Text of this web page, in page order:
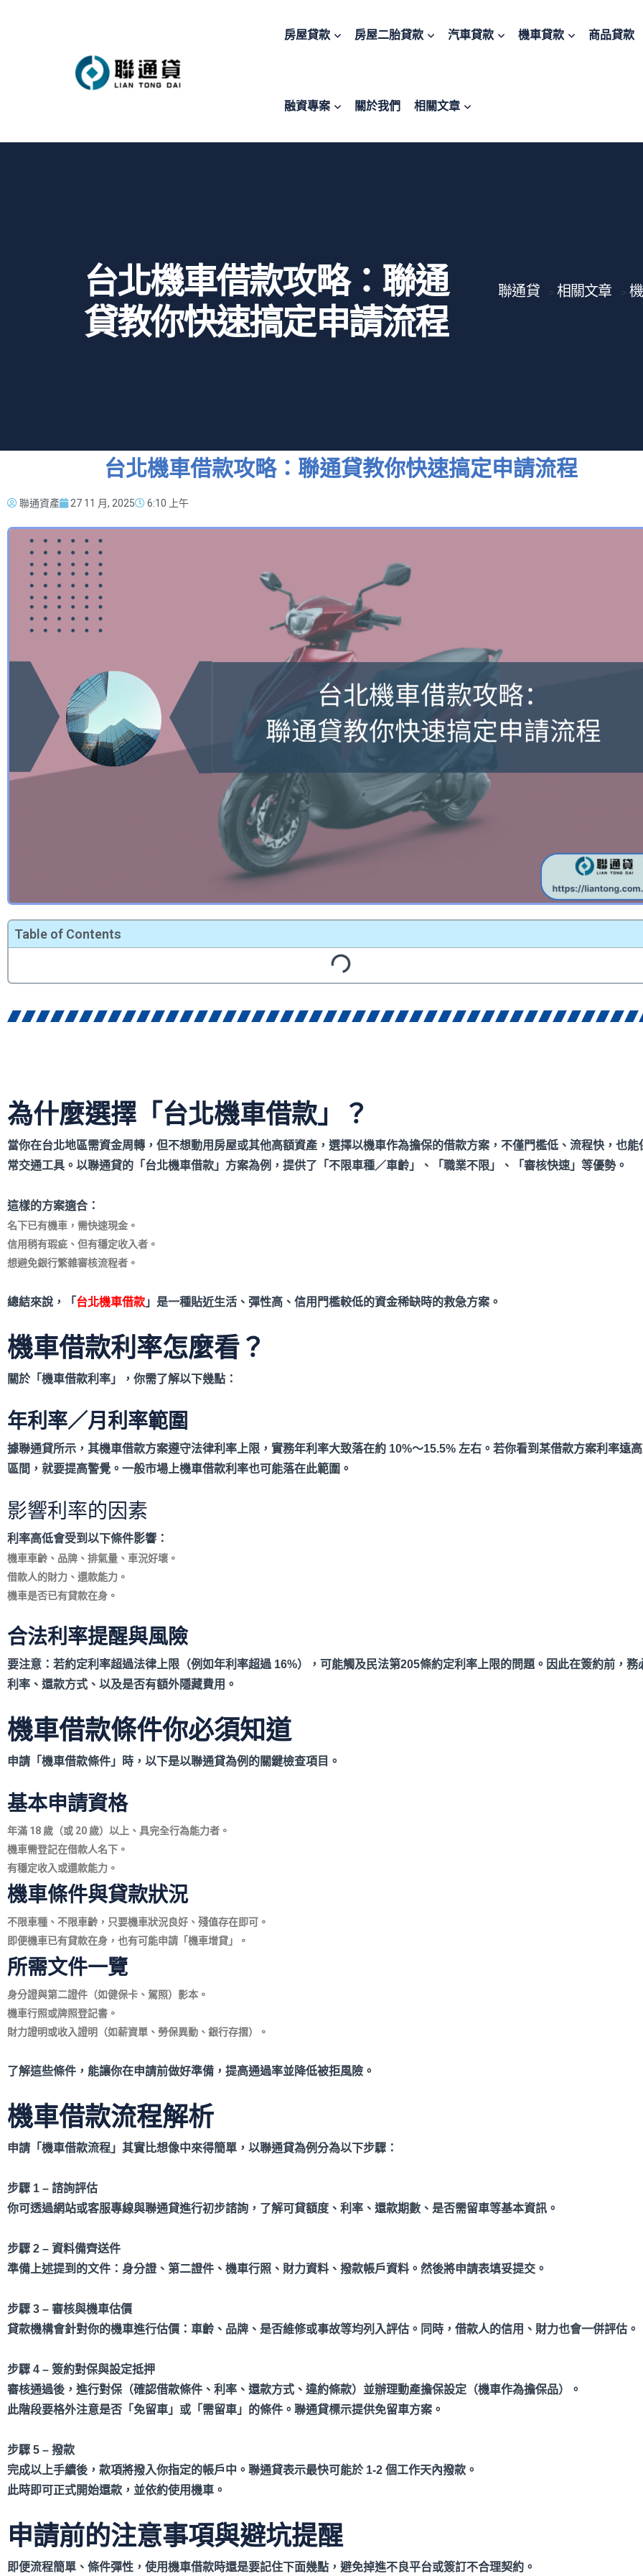
房屋貸款 房屋二胎貸款 汽車貸款 機車貸款 商品貸款
融資專案 關於我們 相關文章
台北機車借款攻略：聯通
貸教你快速搞定申請流程
聯通貸 > 相關文章 >
台北機車借款攻略：聯通貸教你快速搞定申請流程
聯通資產 27 11 月, 2025 6:10 上午
Table of Contents
為什麼選擇「台北機車借款」？
當你在台北地區需資金周轉，但不想動用房屋或其他高額資產，選擇以機車作為擔保的借款方案，不僅門檻低、流程快，也能
常交通工具。以聯通貸的「台北機車借款」方案為例，提供了「不限車種／車齡」、「職業不限」、「審核快速」等優勢。
這樣的方案適合：
名下已有機車，需快速現金。
信用稍有瑕疵、但有穩定收入者。
想避免銀行繁雜審核流程者。
總結來說，「 台北機車借款 」是一種貼近生活、彈性高、信用門檻較低的資金稀缺時的救急方案。
機車借款利率怎麼看？
關於「機車借款利率」，你需了解以下幾點：
年利率／月利率範圍
據聯通貸所示，其機車借款方案遵守法律利率上限，實務年利率大致落在約 10%～15.5% 左右。若你看到某借款方案利率遠
區間，就要提高警覺。一般市場上機車借款利率也可能落在此範圍。
影響利率的因素
利率高低會受到以下條件影響：
機車車齡、品牌、排氣量、車況好壞。
借款人的財力、還款能力。
機車是否已有貸款在身。
合法利率提醒與風險
要注意：若約定利率超過法律上限（例如年利率超過 16%），可能觸及民法第205條約定利率上限的問題。因此在簽約前，務
利率、還款方式、以及是否有額外隱藏費用。
機車借款條件你必須知道
申請「機車借款條件」時，以下是以聯通貸為例的關鍵檢查項目。
基本申請資格
年滿 18 歲（或 20 歲）以上、具完全行為能力者。
機車需登記在借款人名下。
有穩定收入或還款能力。
機車條件與貸款狀況
不限車種、不限車齡，只要機車狀況良好、殘值存在即可。
即便機車已有貸款在身，也有可能申請「機車增貸」。
所需文件一覽
身分證與第二證件（如健保卡、駕照）影本。
機車行照或牌照登記書。
財力證明或收入證明（如薪資單、勞保異動、銀行存摺）。
了解這些條件，能讓你在申請前做好準備，提高通過率並降低被拒風險。
機車借款流程解析
申請「機車借款流程」其實比想像中來得簡單，以聯通貸為例分為以下步驟：
步驟 1 – 諮詢評估
你可透過網站或客服專線與聯通貸進行初步諮詢，了解可貸額度、利率、還款期數、是否需留車等基本資訊。
步驟 2 – 資料備齊送件
準備上述提到的文件：身分證、第二證件、機車行照、財力資料、撥款帳戶資料。然後將申請表填妥提交。
步驟 3 – 審核與機車估價
貸款機構會針對你的機車進行估價：車齡、品牌、是否維修或事故等均列入評估。同時，借款人的信用、財力也會一併評估。
步驟 4 – 簽約對保與設定抵押
審核通過後，進行對保（確認借款條件、利率、還款方式、違約條款）並辦理動產擔保設定（機車作為擔保品）。
此階段要格外注意是否「免留車」或「需留車」的條件。聯通貸標示提供免留車方案。
步驟 5 – 撥款
完成以上手續後，款項將撥入你指定的帳戶中。聯通貸表示最快可能於 1-2 個工作天內撥款。
此時即可正式開始還款，並依約使用機車。
申請前的注意事項與避坑提醒
即便流程簡單、條件彈性，使用機車借款時還是要記住下面幾點，避免掉進不良平台或簽訂不合理契約。